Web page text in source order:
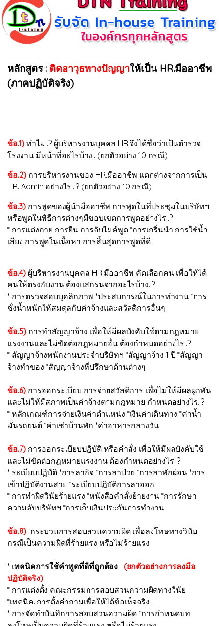
หลักสูตร : ติดอาวุธทางปัญญาให้เป็น HR.มืออาชีพ
(ภาคปฏิบัติจริง)
ข้อ.1) ทำไม..? ผู้บริหารงานบุคคล HR.จึงได้ซื่อว่าเป็นตำรวจ
โรงงาน มีหน้าที่อะไรบ้าง.. (ยกตัวอย่าง 10 กรณี)
ข้อ.2) การบริหารงานของ HR.มืออาชีพ แตกต่างจากการเป็น
HR. Admin อย่างไร...? (ยกตัวอย่าง 10 กรณี)
ข้อ.3) การพูดของผู้นำมืออาชีพ การพูดในที่ประชุมในบริษัทฯ
หรือพูดในพิธีการต่างๆมีขอบเขตการพูดอย่างไร..?
* การแต่งกาย การยืน การจับไมค์พูด *การเกริ่นนำ การใช้น้ำ
เสียง การพูดในเนื้อหา การสิ้นสุดการพูดที่ดี
ข้อ.4) ผู้บริหารงานบุคคล HR.มืออาชีพ คัดเลือกคน เพื่อให้ได้
คนให้ตรงกับงาน ต้องแสกรนจากอะไรบ้าง..?
* การตรวจสอบบุคลิกภาพ *ประสบการณ์ในการทำงาน *การ
ชั่งน้ำหนักให้สมดุลกับค่าจ้างและสวัสดิการอื่นๆ
ข้อ.5) การทำสัญญาจ้าง เพื่อให้มีผลบังคับใช้ตามกฎหมาย
แรงงานและไม่ขัดต่อกฎหมายอื่น ต้องกำหนดอย่างไร..?
* สัญญาจ้างพนักงานประจำบริษัทฯ *สัญญาจ้าง 1 ปี *สัญญา
จ้างทำของ *สัญญาจ้างที่ปรึกษาด้านต่างๆ
ข้อ.6) การออกระเบียบ การจ่ายสวัสดิการ เพื่อไม่ให้มีผลผูกพัน
และไม่ให้มีสภาพเป็นค่าจ้างตามกฎหมาย กำหนดอย่างไร..?
* หลักเกณฑ์การจ่ายเงินค่าตำแหน่ง *เงินค่าเดินทาง *ค่าน้ำ
มันรถยนต์ *ค่าเช่าบ้านพัก *ค่าอาหารกลางวัน
ข้อ.7) การออกระเบียบปฏิบัติ หรือคำสั่ง เพื่อให้มีผลบังคับใช้
และไม่ขัดต่อกฎหมายแรงงาน ต้องกำหนดอย่างไร..?
* ระเบียบปฏิบัติ *การลากิจ *การลาป่วย *การลาพักผ่อน *การ
เข้าปฏิบัติงานสาย *ระเบียบปฏิบัติการลาออก
* การทำผิดวินัยร้ายแรง *หนังสือคำสั่งย้ายงาน *การรักษา
ความลับบริษัทฯ *การเก็บเงินประกันการทำงาน
ข้อ.8) กระบวนการสอบสวนความผิด เพื่อลงโทษทางวินัย
กรณีเป็นความผิดที่ร้ายแรง หรือไม่ร้ายแรง
* เทคนิคการใช้คำพูดที่ดีที่ถูกต้อง
(ยกตัวอย่างการลงมือ
ปฏิบัติจริง)
* การแต่งตั้ง คณะกรรมการสอบสวนความผิดทางวินัย
*เทคนิค..การตั้งคำถามเพื่อให้ได้ข้อเท็จจริง
* การจัดทำบันทึกการสอบสวนความผิด *การกำหนดบท